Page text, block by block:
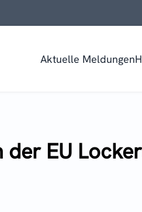
Aktuelle Meldungen
EU